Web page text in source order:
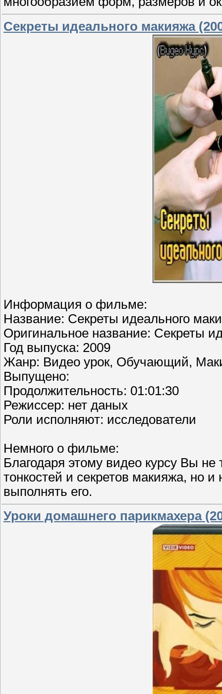
Секреты идеального макияжа
Информация о фильме:
Название: Секреты идеального
Оригинальное название: Секреты
Год выпуска: 2009
Жанр: Видео урок, Обучающий,
Выпущено:
Продолжительность: 01:01:30
Режиссер: нет даных
Роли исполняют: исследователи
Немного о фильме:
Благодаря этому видео курсу Вы не
тонкостей и секретов макияжа, но
выполнять его.
Уроки домашнего парикмахера